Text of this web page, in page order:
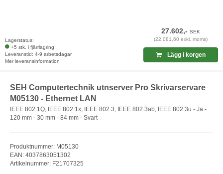
Lagerstatus:
+5 stk. i fjärrlagring
Leveranstid: 4-9 arbetsdagar
Mer leveransinformation
27.602,-SEK
(22.081,60 exkl. moms)
Lägg i korgen
SEH Computertechnik utnserver Pro Skrivarservare
M05130 - Ethernet LAN
IEEE 802.1Q, IEEE 802.1x, IEEE 802.3, IEEE 802.3ab, IEEE 802.3u - Ja -
120 mm - 30 mm - 84 mm - Svart
Produktnummer: M05130
EAN: 4037863051302
Artikelnummer: F21707325